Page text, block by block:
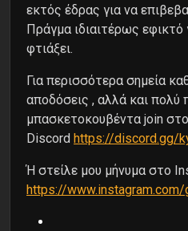
εκτός έδρας για να
Πράγμα ιδιαιτέρως
φτιάξει.
Για περισσότερα σημεία
αποδόσεις , αλλά και πολύ
μπασκετοκουβέντα join στο
Discord https://discord.gg/
Ή στείλε μου μήνυμα στο
https://